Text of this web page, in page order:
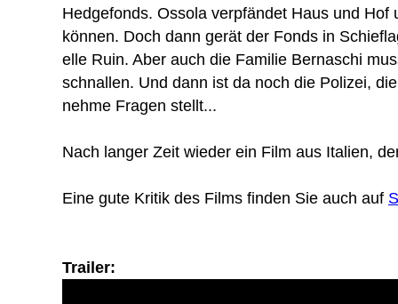
Hedge­fonds. Ossola verpfändet Haus und Hof
können. Doch dann gerät der Fonds in
elle Ruin. Aber auch die Familie Bernaschi
schnallen. Und dann ist da noch die Polizei,
nehme Fragen stellt...
Nach langer Zeit wieder ein Film aus Italien,
Eine gute Kritik des Films finden Sie auch auf
Trailer: